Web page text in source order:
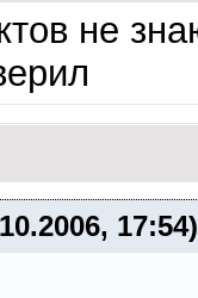
не